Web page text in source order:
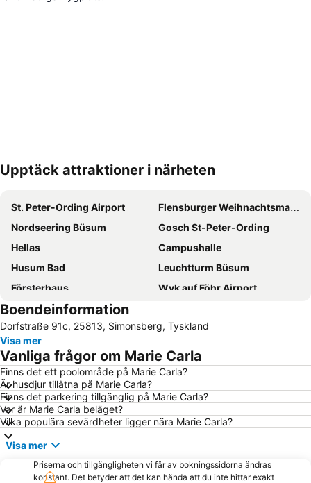
Förstora kartan
Upptäck attraktioner i närheten
St. Peter-Ording Airport
Flensburger Weihnachtsmarkt
Nordseering Büsum
Gosch St-Peter-Ording
Hellas
Campushalle
Husum Bad
Leuchtturm Büsum
Försterhaus
Wyk auf Föhr Airport
Sylt-Shuttle
Kontraste
Hafen
Westküstenpark & Robbarium
Heide–Büsum Airport
Lagune
Halligblick
Golf Club Gut Apeldör
Hallig Hooge
Waldesruh
Nord-Ostsee-Kanal
Boendeinformation
Dorfstraße 91c, 25813, Simonsberg, Tyskland
Visa mer
Vanliga frågor om Marie Carla
Finns det ett poolområde på Marie Carla?
Är husdjur tillåtna på Marie Carla?
Finns det parkering tillgänglig på Marie Carla?
Var är Marie Carla beläget?
Vilka populära sevärdheter ligger nära Marie Carla?
Visa mer
Priserna och tillgängligheten vi får av bokningssidorna ändras
konstant. Det betyder att det kan hända att du inte hittar exakt